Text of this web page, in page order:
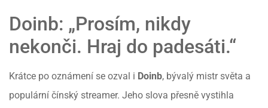
Doinb: „Prosím, nikdy
nekonči. Hraj do padesáti.“
Krátce po oznámení se ozval i Doinb, bývalý mistr světa a
populární čínský streamer. Jeho slova přesně vystihla